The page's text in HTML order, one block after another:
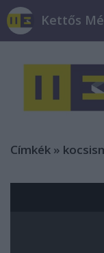
Kettős
Címkék »